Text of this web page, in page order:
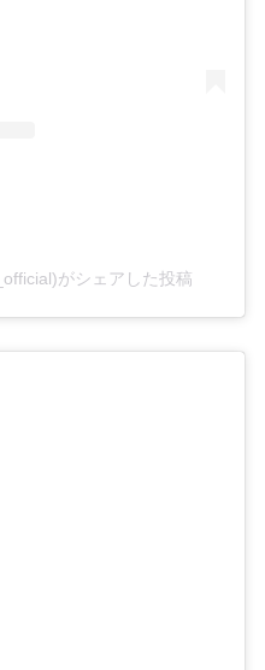
がシェアした投稿